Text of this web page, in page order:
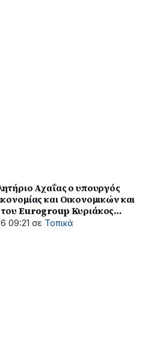
Αχαΐας ο υπουργός
και Οικονομικών και
Eurogroup Κυριάκος
09:21 σε Τοπικά